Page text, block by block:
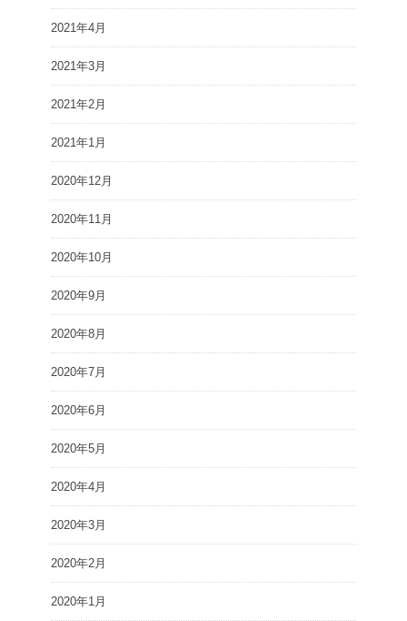
2021年4月
2021年3月
2021年2月
2021年1月
2020年12月
2020年11月
2020年10月
2020年9月
2020年8月
2020年7月
2020年6月
2020年5月
2020年4月
2020年3月
2020年2月
2020年1月